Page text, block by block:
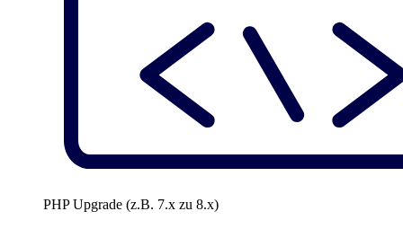
PHP Upgrade (z.B. 7.x zu 8.x)